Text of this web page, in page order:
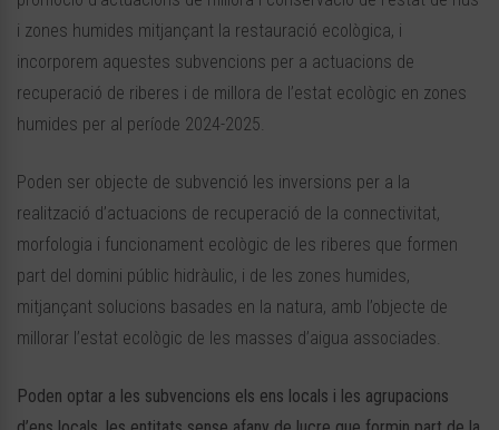
i zones humides mitjançant la restauració ecològica, i
incorporem aquestes subvencions per a actuacions de
recuperació de riberes i de millora de l’estat ecològic en zones
humides per al període 2024-2025.
Poden ser objecte de subvenció les inversions per a la
realització d’actuacions de recuperació de la connectivitat,
morfologia i funcionament ecològic de les riberes que formen
part del domini públic hidràulic, i de les zones humides,
mitjançant solucions basades en la natura, amb l’objecte de
millorar l’estat ecològic de les masses d’aigua associades.
Poden optar a les subvencions els ens locals i les agrupacions